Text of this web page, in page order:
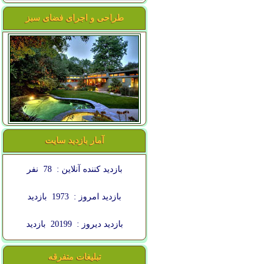
طراحی و اجرای فضای سبز
آمار بازدید سایت
بازدید کننده آنلاین : 78 نفر
بازدید امروز : 1973 بازدید
بازدید دیروز : 20199 بازدید
تبلیغات متفرقه